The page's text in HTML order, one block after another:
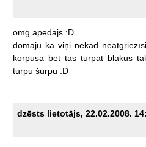
omg apēdājs :D
domāju ka viņi nekad
korpusā bet tas turpat blakus
turpu šurpu :D
dzēsts lietotājs, 22.02.2008.